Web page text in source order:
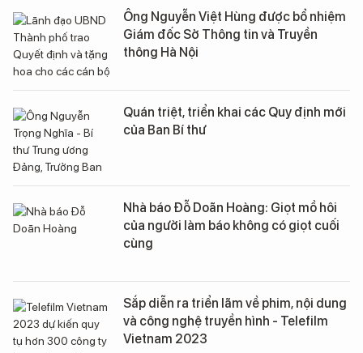
Ông Nguyễn Việt Hùng được bổ nhiệm
Giám đốc Sở Thông tin và Truyền
thông Hà Nội
Quán triệt, triển khai các Quy định mới
của Ban Bí thư
Nhà báo Đỗ Doãn Hoàng: Giọt mồ hôi
của người làm báo không có giọt cuối
cùng
Sắp diễn ra triển lãm về phim, nội dung
và công nghệ truyền hình - Telefilm
Vietnam 2023